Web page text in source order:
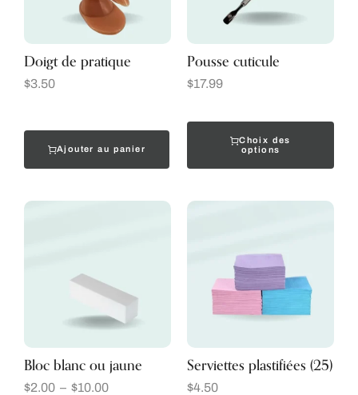
Doigt de pratique
$3.50
Ajouter au panier
Pousse cuticule
$17.99
Choix des
options
Bloc blanc ou jaune
$2.00 – $10.00
Serviettes plastifiées (25)
$4.50